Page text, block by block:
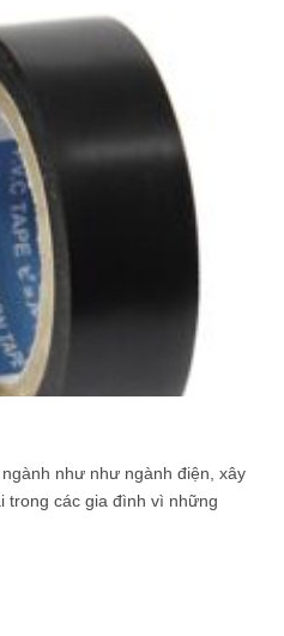
như như ngành điện, xây
các gia đình vì những